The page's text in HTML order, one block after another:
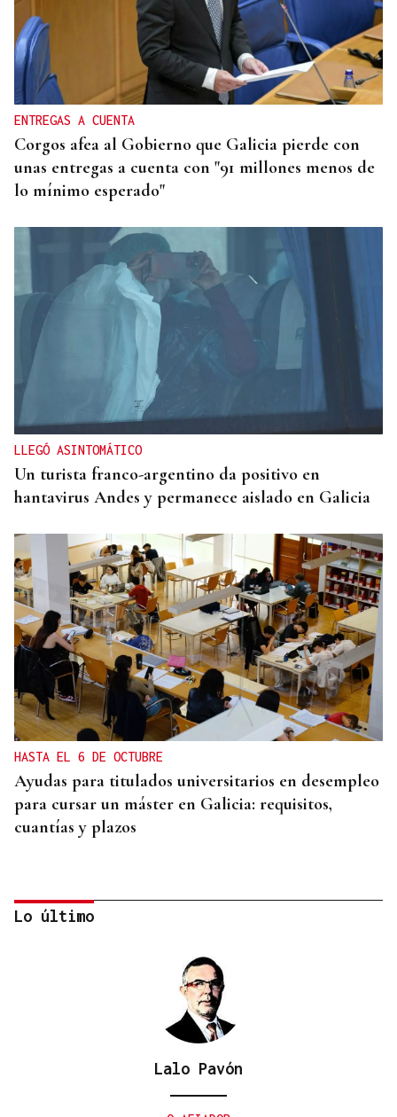
ENTREGAS A CUENTA
Corgos afea al Gobierno que Galicia pierde con
unas entregas a cuenta con "91 millones menos de
lo mínimo esperado"
LLEGÓ ASINTOMÁTICO
Un turista franco-argentino da positivo en
hantavirus Andes y permanece aislado en Galicia
HASTA EL 6 DE OCTUBRE
Ayudas para titulados universitarios en desempleo
para cursar un máster en Galicia: requisitos,
cuantías y plazos
Despliegue policial en Redondela por un hombre
Lo último
Lalo Pavón